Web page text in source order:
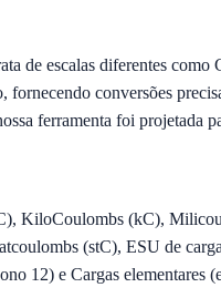
de escalas diferentes
conversões
ferramenta foi projetada
KiloCoulombs (kC),
(stC), ESU de
12) e Cargas elementares